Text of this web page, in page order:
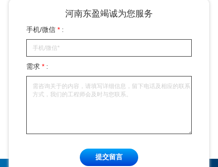
河南东盈竭诚为您服务
手机/微信* :
需求* :
提交留言